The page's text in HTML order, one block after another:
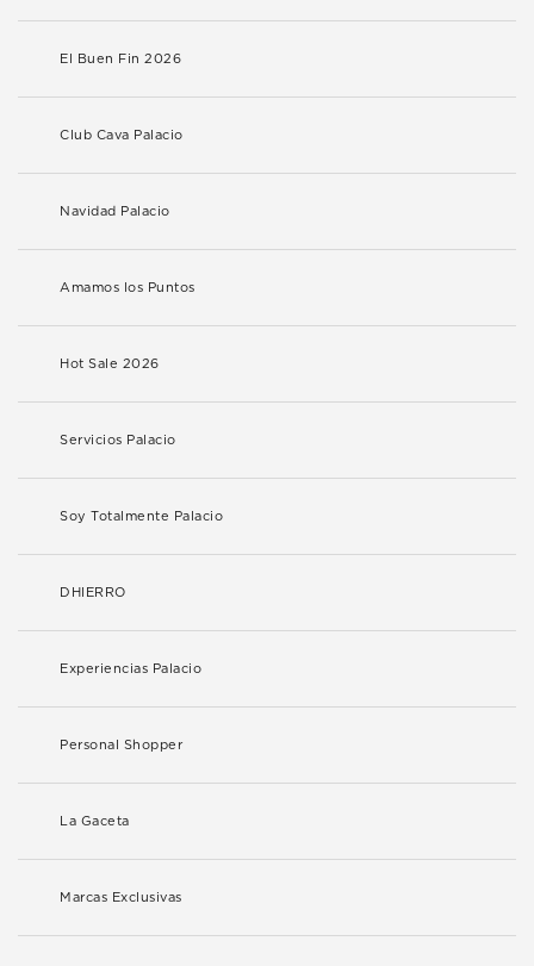
El Buen Fin 2026
Club Cava Palacio
Navidad Palacio
Amamos los Puntos
Hot Sale 2026
Servicios Palacio
Soy Totalmente Palacio
DHIERRO
Experiencias Palacio
Personal Shopper
La Gaceta
Marcas Exclusivas